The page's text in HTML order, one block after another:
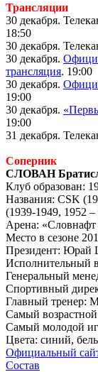
Трансляции
30 декабря.
18:50
30 декабря.
30 декабря.
трансляция. 19:00
30 декабря.
19:00
30 декабря.
19:00
31 декабря.
Соперник
СЛОВАН
Клуб образован:
Названия: CSK
(1939-1949, 1952
Арена: «Словнафт
Место в сезоне
Президент: Юрай
Исполнительный
Генеральный
Спортивный
Главный тренер:
Самый
Самый молодой
Цвета: синий,
Официальный
Состав